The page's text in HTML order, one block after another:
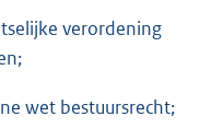
verordening
wet bestuursrecht;